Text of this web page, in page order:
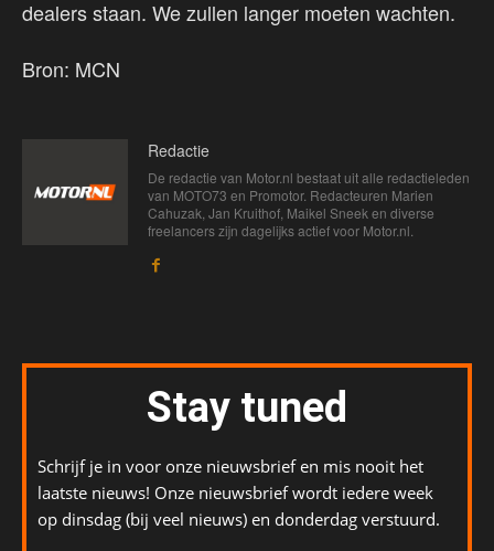
dealers staan. We zullen langer moeten wachten.
Bron: MCN
Redactie
De redactie van Motor.nl bestaat uit alle redactieleden
van MOTO73 en Promotor. Redacteuren Marien
Cahuzak, Jan Kruithof, Maikel Sneek en diverse
freelancers zijn dagelijks actief voor Motor.nl.
Stay tuned
Schrijf je in voor onze nieuwsbrief en mis nooit het
laatste nieuws! Onze nieuwsbrief wordt iedere week
op dinsdag (bij veel nieuws) en donderdag verstuurd.